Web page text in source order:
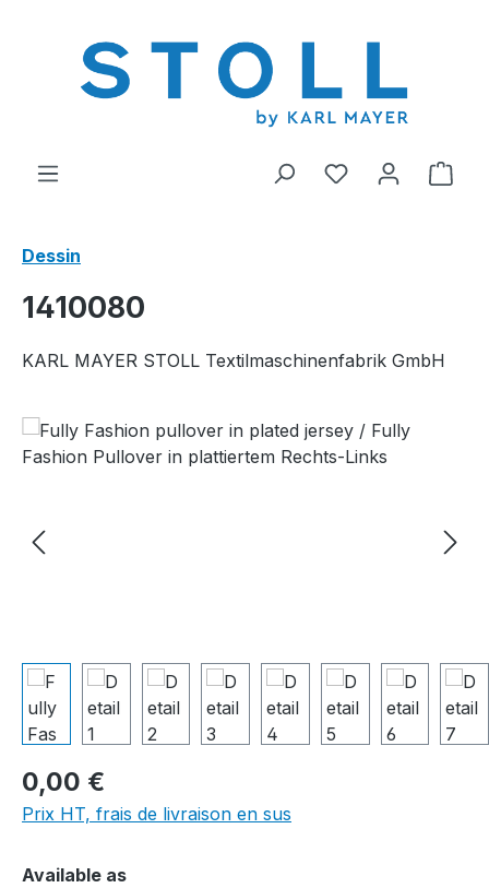
Vous avez 0Le
Dessin
1410080
KARL MAYER STOLL Textilmaschinenfabrik GmbH
Ignorer la galerie d'images
0,00 €
Prix HT, frais de livraison en sus
Sélectionnez
Available as